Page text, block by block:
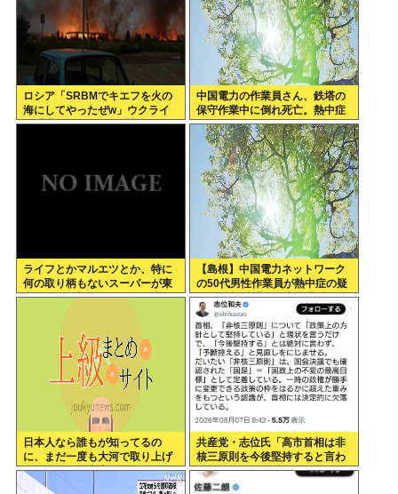
ロシア「SRBMでキエフを火の
海にしてやったぜw」ウクライ
ナ「我々もSRBMで反撃する
中国電力の作業員さん、鉄塔の
保守作業中に倒れ死亡。熱中症
か
ライフとかマルエツとか、特に
何の取り柄もないスーパーが東
京でデカい顔してるの不思議だ
【島根】中国電力ネットワーク
の50代男性作業員が熱中症の疑
いで死亡 鉄塔の保守作業後に倒
れる 邑南町
日本人なら誰もが知ってるの
に、まだ一度も大河で取り上げ
られてない歴史上の人物
共産党・志位氏「高市首相は非
核三原則を今後堅持すると言わ
ない！」